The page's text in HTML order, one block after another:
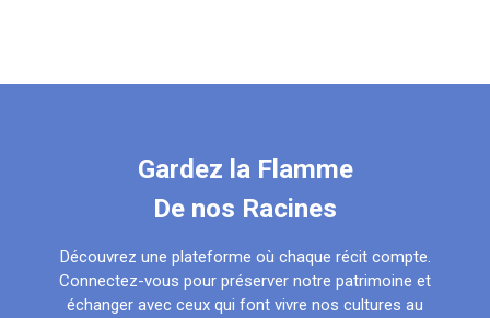
Gardez la Flamme
De nos Racines
Découvrez une plateforme où chaque récit compte.
Connectez-vous pour préserver notre patrimoine et
échanger avec ceux qui font vivre nos cultures au